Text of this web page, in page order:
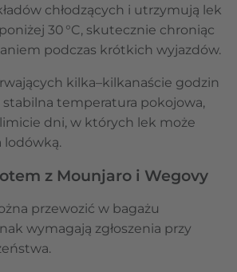
chłodzących i utrzymują lek
30 °C, skutecznie chroniąc
podczas krótkich wyjazdów.
kilka–kilkanaście godzin
stabilna temperatura pokojowa,
dni, w których lek może
lodówką.
z Mounjaro i Wegovy
przewozić w bagażu
wymagają zgłoszenia przy